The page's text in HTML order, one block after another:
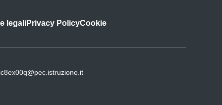
legaliPrivacy PolicyCookie